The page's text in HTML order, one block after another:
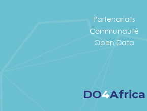
Partenariats
Communauté
Open Data
DO4Africa